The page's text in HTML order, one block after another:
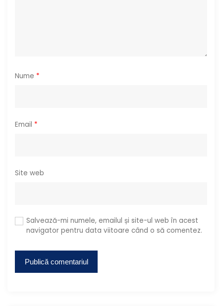
Nume *
Email *
Site web
Salvează-mi numele, emailul și site-ul web în acest
navigator pentru data viitoare când o să comentez.